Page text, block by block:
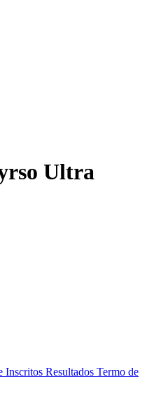
Ultra
Inscritos Resultados Termo de